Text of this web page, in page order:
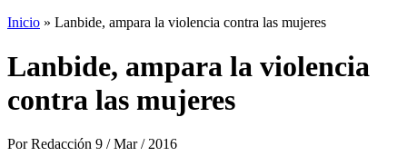
Inicio » Lanbide, ampara la violencia contra las mujeres
Lanbide, ampara la violencia
contra las mujeres
PorRedacción 9 / Mar / 2016